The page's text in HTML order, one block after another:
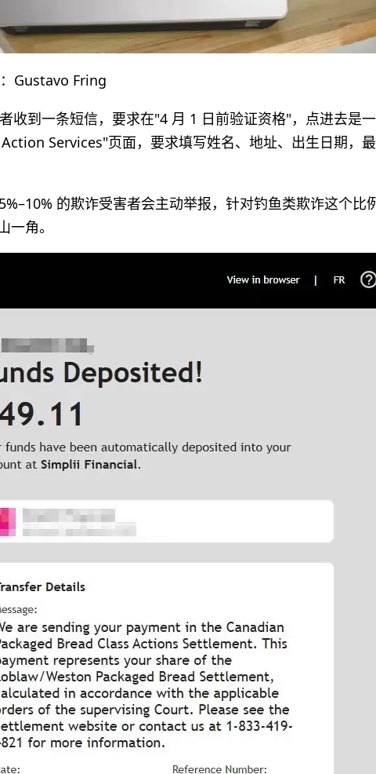
Gustavo Fring
收到一条短信，要求在"4 月 1 日前验证资格"，点进去是
Services"页面，要求填写姓名、地址、出生日期，
的欺诈受害者会主动举报，针对钓鱼类欺诈这个
一角。